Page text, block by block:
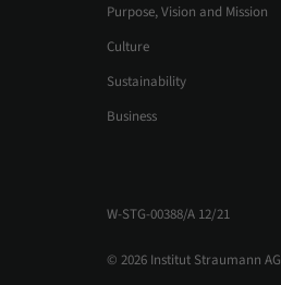
Purpose, Vision and Mission
Culture
Sustainability
Business
W-STG-00388/A 12/21
© 2026 Institut Straumann AG